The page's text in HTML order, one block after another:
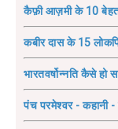
कैफ़ी आज़मी के 10
कबीर दास के 15
भारतवर्षोन्नति कैसे हो
पंच परमेश्वर - कहानी